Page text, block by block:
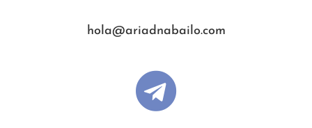
hola@ariadnabailo.com
